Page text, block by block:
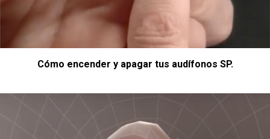
Cómo encender y apagar tus audífonos SP.